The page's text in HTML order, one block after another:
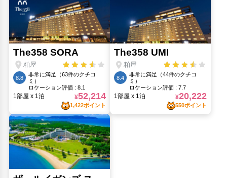
西戸崎シーサイドカントリークラブ(1.9km)
西福岡病院(9.4km)
金印公園(4.93km)
韓国総領事館(6.35km)
人気スポット
JR博多シティ アミュプラザ博多(8.94km)
中洲屋台(8.21km)
博多駅(8.94km)
大濠公園(7.14km)
天神地下街(7.78km)
東長寺(8.18km)
櫛田神社(8.14km)
海の中道海浜公園(870m)
福岡タワー(6.07km)
福岡PayPayドーム(福岡ドーム)(5.91km)